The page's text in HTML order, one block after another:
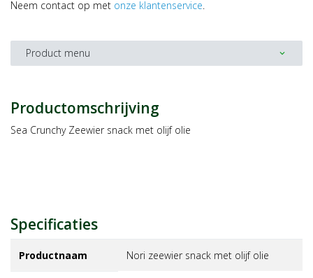
Neem contact op met onze klantenservice.
Product menu expand_more
Productomschrijving
Sea Crunchy Zeewier snack met olijf olie
Specificaties
Productnaam Nori zeewier snack met olijf olie